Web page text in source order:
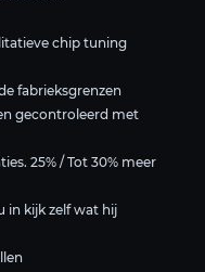
chip tuning
fabrieksgrenzen
gecontroleerd met
25% / Tot 30% meer
in kijk zelf wat hij